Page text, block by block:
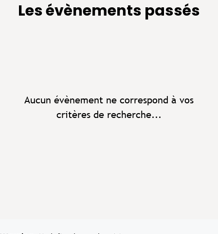
Les évènements passés
Aucun évènement ne correspond à vos
critères de recherche...